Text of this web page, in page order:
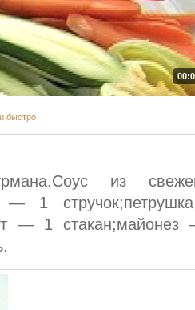
быстро
из
— 1
— 1